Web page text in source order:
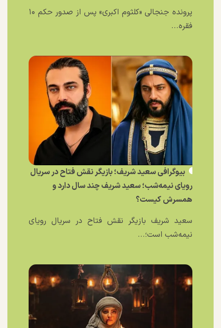
پرونده جنجالی «کلثوم اکبری» پس از صدور حکم ۱۰
فقره...
بیوگرافی سعید شریف؛ بازیگر نقش فتاح در سریال
رویای نیمه‌شب؛ سعید شریف چند سال دارد و
همسرش کیست؟
سعید شریف بازیگر نقش فتاح در سریال رویای
نیمه‌شب است؛...